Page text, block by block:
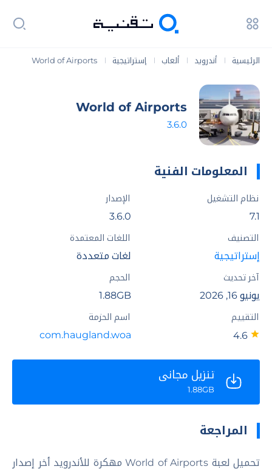
الرئيسية | أندرويد | ألعاب | إستراتيجية |
World of Airports
World of Airports
3.6.0
المعلومات الفنية
نظام التشغيل
7.1
الإصدار
3.6.0
التصنيف
إستراتيجية
اللغات المعتمدة
لغات متعددة
آخر تحديث
يونيو 16, 2026
الحجم
1.88GB
التقييم اسم الحزمة
com.haugland.woa
تنزيل مجاني
1.88GB
المراجعة
تحميل لعبة World of Airports مهكرة للأندرويد أخر إصدار